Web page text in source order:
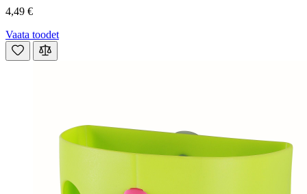
4,49 €
Vaata toodet